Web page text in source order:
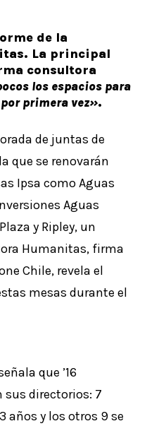
de la
La principal
consultora
los espacios para
primera vez».
de juntas de
que se renovarán
Ipsa como Aguas
Aguas
y Ripley, un
Humanitas, firma
Chile, revela el
mesas durante el
que ’16
sus directorios: 7
años y los otros 9 se